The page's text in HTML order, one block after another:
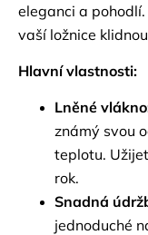
eleganci a
vaší ložnice
Hlavní vlastnosti:
Lněné
známý svou
teplotu.
rok.
Snadná
jednoduché